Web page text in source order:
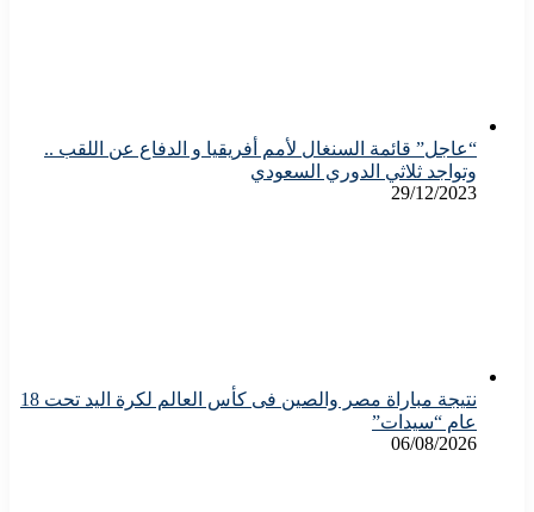
“عاجل” قائمة السنغال لأمم أفريقيا و الدفاع عن اللقب ..
وتواجد ثلاثي الدوري السعودي
29/12/2023
نتيجة مباراة مصر والصين فى كأس العالم لكرة اليد تحت 18
عام “سيدات”
06/08/2026